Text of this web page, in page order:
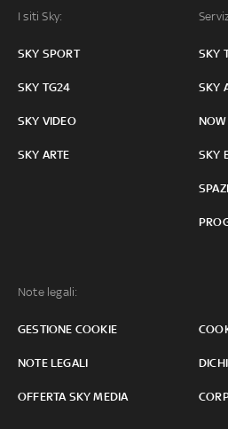
I siti Sky:
SKY SPORT
SKY TG24
SKY VIDEO
SKY ARTE
SKY
SKY
NOW
SKY
Note legali:
GESTIONE COOKIE
NOTE LEGALI
OFFERTA SKY MEDIA